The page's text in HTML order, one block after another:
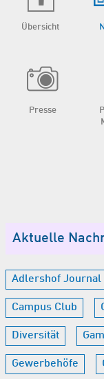
Übersicht
Presse
Aktuelle
Adlershof Journal
Campus Club
Diversität
Gewerbehöfe